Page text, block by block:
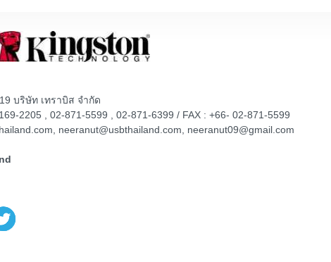
บริษัท เทราบิส จำกัด
2205 , 02-871-5599 , 02-871-6399 / FAX : +66- 02-871-5599
neeranut@usbthailand.com, neeranut09@gmail.com